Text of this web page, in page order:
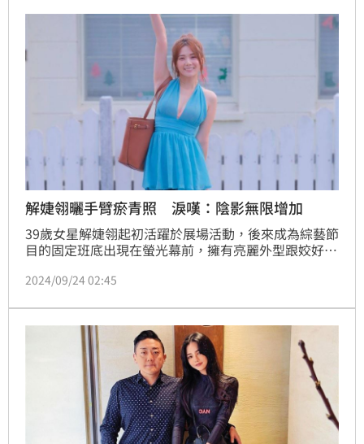
解婕翎曬手臂瘀青照 淚嘆：陰影無限增加
39歲女星解婕翎起初活躍於展場活動，後來成為綜藝節
目的固定班底出現在螢光幕前，擁有亮麗外型跟姣好身
抽血所導致的瘀青一週都還沒好，令人非常心疼。蔡佩
2024/09/24 02:45